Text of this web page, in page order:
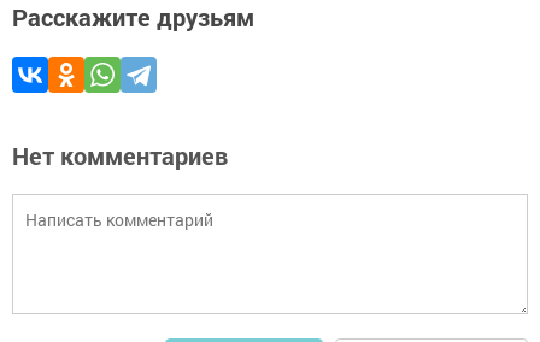
Расскажите друзьям
Нет комментариев